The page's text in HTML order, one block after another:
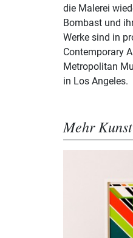
die Malerei
Bombast und
Werke sind in
Contemporary
Metropolitan
in Los Angeles.
Mehr